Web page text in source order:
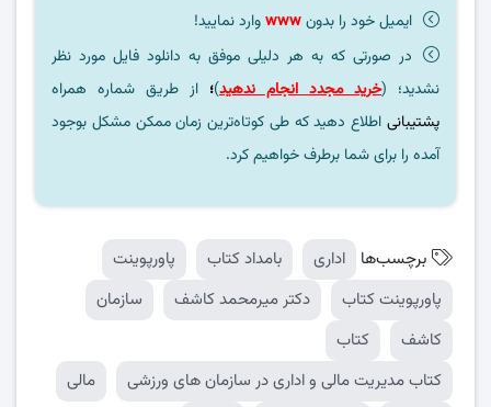
ایمیل خود را بدونwwwوارد نمایید!
در صورتی که به هر دلیلی موفق به دانلود فایل مورد نظر
نشدید؛ (خرید مجدد انجام ندهید)؛ از طریق شماره همراه
پشتیبانی اطلاع دهید که طی کوتاه‌ترین زمان ممکن مشکل بوجود
آمده را برای شما برطرف خواهیم کرد.
برچسب‌ها اداری بامداد کتاب
پاورپوینت
پاورپوینت کتاب
دکتر میرمحمد کاشف
سازمان
کاشف
کتاب
کتاب مدیریت مالی و اداری در سازمان های ورزشی
مالی